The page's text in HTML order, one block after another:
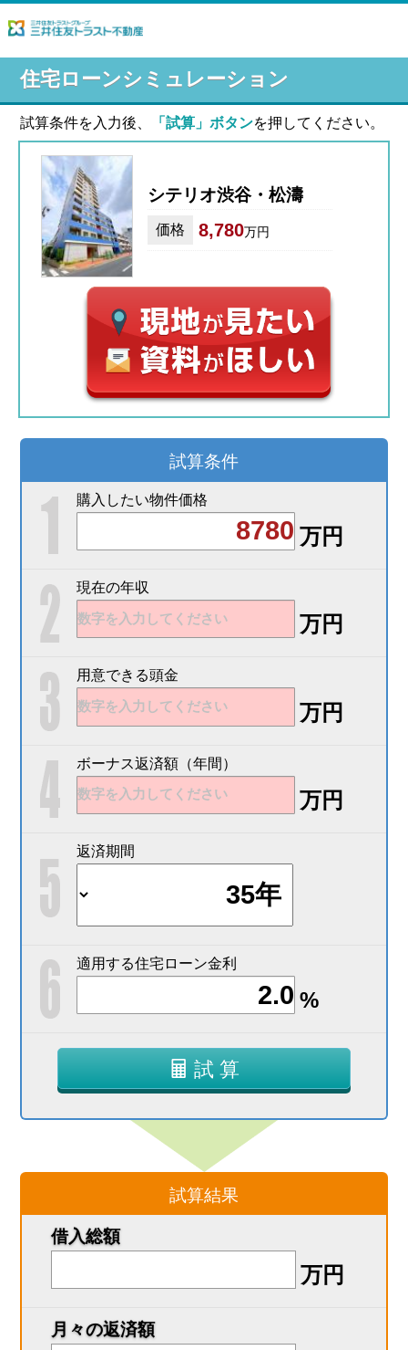
住宅ローンシミュレーション
試算条件を入力後、 「試算」ボタンを押してください。
シテリオ渋谷・松濤
価格 8,780万円
試算条件
購入したい物件価格
万円
現在の年収
万円
用意できる頭金
万円
ボーナス返済額（年間）
万円
返済期間
適用する住宅ローン金利
%
試 算
試算結果
借入総額
万円
月々の返済額